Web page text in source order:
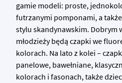
gamie modeli: proste,
futrzanymi pomponami, a
stylu skandynawskim. Dobrym
młodzieży będą czapki we
kolorach. Na lato z kolei –
panelowe, bawełniane,
kolorach i fasonach, także